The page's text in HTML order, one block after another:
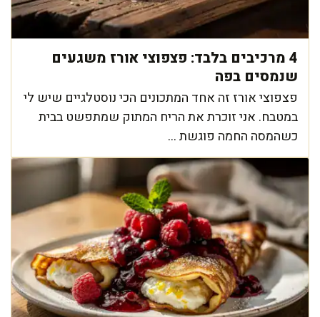
4 מרכיבים בלבד: פצפוצי אורז משגעים
שנמסים בפה
פצפוצי אורז זה אחד המתכונים הכי נוסטלגיים שיש לי
במטבח. אני זוכרת את הריח המתוק שמתפשט בבית
כשהמסה החמה פוגשת ...